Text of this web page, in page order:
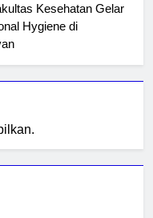
Kesehatan Gelar
Hygiene di